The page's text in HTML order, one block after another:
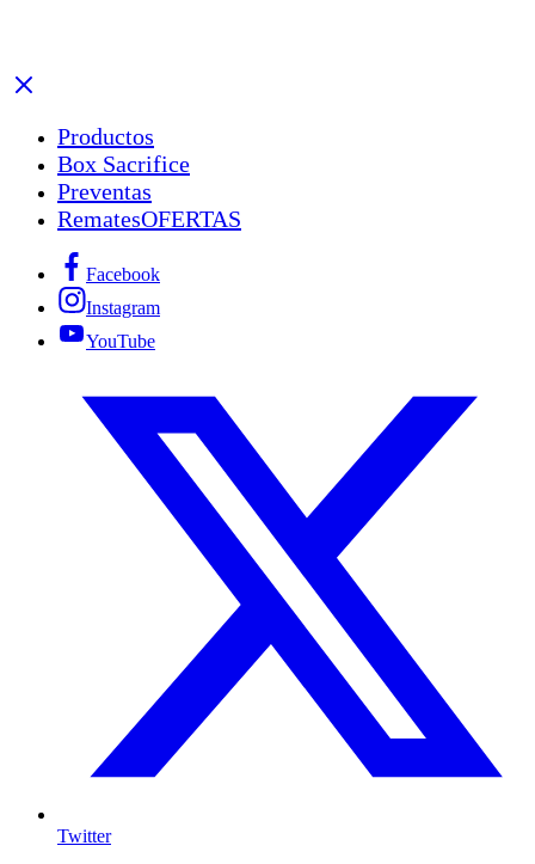
Productos
Box Sacrifice
Preventas
RematesOFERTAS
Facebook
Instagram
YouTube
Twitter